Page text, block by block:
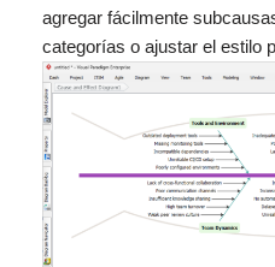
agregar fácilmente
categorías o ajustar el estilo